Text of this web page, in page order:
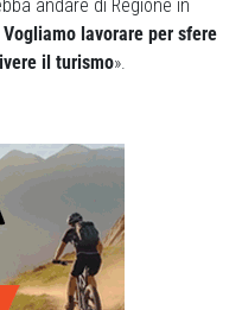
andare di Regione in
Vogliamo lavorare per sfere
il turismo».